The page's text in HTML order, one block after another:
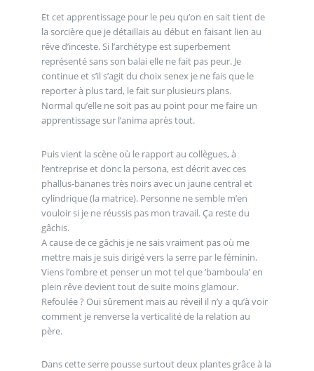
Et cet apprentissage pour le peu qu’on en sait tient de
la sorcière que je détaillais au début en faisant lien au
rêve d’inceste. Si l’archétype est superbement
représenté sans son balai elle ne fait pas peur. Je
continue et s’il s’agit du choix senex je ne fais que le
reporter à plus tard, le fait sur plusieurs plans.
Normal qu’elle ne soit pas au point pour me faire un
apprentissage sur l’anima après tout.
Puis vient la scène où le rapport au collègues, à
l’entreprise et donc la persona, est décrit avec ces
phallus-bananes très noirs avec un jaune central et
cylindrique (la matrice). Personne ne semble m’en
vouloir si je ne réussis pas mon travail. Ça reste du
gâchis.
A cause de ce gâchis je ne sais vraiment pas où me
mettre mais je suis dirigé vers la serre par le féminin.
Viens l’ombre et penser un mot tel que ’bamboula’ en
plein rêve devient tout de suite moins glamour.
Refoulée ? Oui sûrement mais au réveil il n’y a qu’à voir
comment je renverse la verticalité de la relation au
père.
Dans cette serre pousse surtout deux plantes grâce à la